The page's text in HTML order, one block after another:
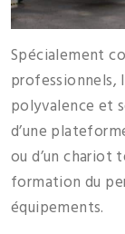
Spécialement
professionnels,
polyvalence et
d’une
ou d’un chariot
formation du
équipements.